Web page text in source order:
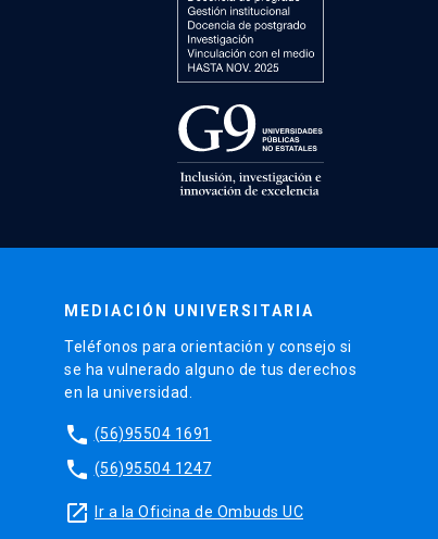
MEDIACIÓN UNIVERSITARIA
Teléfonos para orientación y consejo si
se ha vulnerado alguno de tus derechos
en la universidad.
phone (56)95504 1691
phone (56)95504 1247
launch Ir a la Oficina de Ombuds UC